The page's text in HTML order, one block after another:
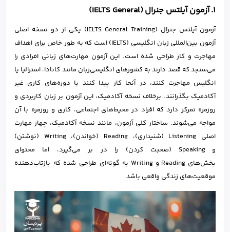
1. آزمون آیلتس جنرال (IELTS General)
آزمون آیلتس جنرال (IELTS General Training) یکی از دو نسخه اصلی
آزمون بین‌المللی زبان انگلیسی (IELTS) است که به طور خاص برای اهداف
مهاجرت و کار طراحی شده است. این آزمون مهارت‌های زبانی افرادی را
می‌سنجد که قصد دارند به کشورهای انگلیسی‌زبان مانند کانادا، استرالیا یا
انگلیس مهاجرت کنند، در آنجا کار پیدا کنند یا دوره‌های کاری غیر
آکادمیک بگذرانند. برخلاف نسخه آکادمیک، این آزمون بر زبان کاربردی و
روزمره تمرکز دارد که افراد در محیط‌های اجتماعی، کاری و روزمره با آن
مواجه می‌شوند. ساختار کلی آزمون، مانند نسخه آکادمیک، چهار مهارت
اصلی Listening (شنیداری)، Reading (خواندن)، Writing (نوشتن)
و Speaking (صحبت کردن) را در بر می‌گیرد، اما محتوای
بخش‌های Reading و Writing به گونه‌ای طراحی شده که بازتاب‌دهنده
موقعیت‌های زندگی واقعی باشد.